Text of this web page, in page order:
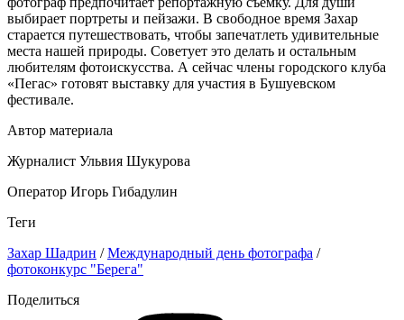
выбирает портреты и пейзажи. В свободное время Захар
старается путешествовать, чтобы запечатлеть удивительные
места нашей природы. Советует это делать и остальным
любителям фотоискусства. А сейчас члены городского клуба
«Пегас» готовят выставку для участия в Бушуевском
фестивале.
Автор материала
Журналист Ульвия Шукурова
Оператор Игорь Гибадулин
Теги
Захар Шадрин /Международный день фотографа /
фотоконкурс "Берега"
Поделиться